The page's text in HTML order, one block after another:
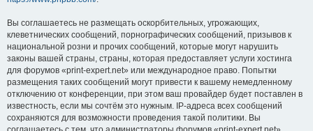
Вы соглашаетесь не размещать оскорбительных, угрожающих,
клеветнических сообщений, порнографических сообщений, призывов к
национальной розни и прочих сообщений, которые могут нарушить
законы вашей страны, страны, которая предоставляет услуги хостинга
для форумов «print-expert.net» или международное право. Попытки
размещения таких сообщений могут привести к вашему немедленному
отключению от конференции, при этом ваш провайдер будет поставлен в
известность, если мы сочтём это нужным. IP-адреса всех сообщений
сохраняются для возможности проведения такой политики. Вы